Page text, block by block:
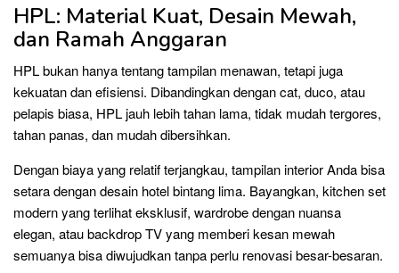
HPL: Material Kuat, Desain Mewah,
dan Ramah Anggaran
HPL bukan hanya tentang tampilan menawan, tetapi juga
kekuatan dan efisiensi. Dibandingkan dengan cat, duco, atau
pelapis biasa, HPL jauh lebih tahan lama, tidak mudah tergores,
tahan panas, dan mudah dibersihkan.
Dengan biaya yang relatif terjangkau, tampilan interior Anda bisa
setara dengan desain hotel bintang lima. Bayangkan, kitchen set
modern yang terlihat eksklusif, wardrobe dengan nuansa
elegan, atau backdrop TV yang memberi kesan mewah
semuanya bisa diwujudkan tanpa perlu renovasi besar-besaran.